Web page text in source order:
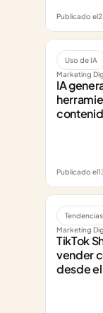
Publicado el
Uso de IA
Marketing
IA
Publicado el
Marketing
TikTok
vender
desde